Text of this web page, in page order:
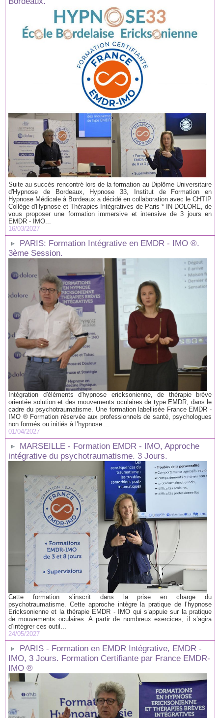
Suite au succès rencontré lors de la formation au Diplôme Universitaire
d'Hypnose de Bordeaux, Hypnose 33, Institut de Formation en
Hypnose Médicale à Bordeaux a décidé en collaboration avec le CHTIP
Collège d'Hypnose et Thérapies Intégratives de Paris * IN-DOLORE, de
vous proposer une formation immersive et intensive de 3 jours en
EMDR - IMO...
16/03/2027
PARIS: Formation Intégrative en EMDR - IMO ®.
3ème Session.
Intégration d'éléments d'hypnose ericksonienne, de thérapie brève
orientée solution et des mouvements oculaires de type EMDR, dans le
cadre du psychotraumatisme. Une formation labellisée France EMDR -
IMO ® Formation réservée aux professionnels de santé, psychologues
non formés ou initiés à l’hypnose....
01/04/2027
MARSEILLE - Formation EMDR - IMO, Approche
intégrative du psychotraumatisme. 3 Jours.
Cette formation s’inscrit dans la prise en charge du
psychotraumatisme. Cette approche intègre la pratique de l’hypnose
Ericksonienne et la thérapie EMDR - IMO qui s’appuie sur la pratique
de mouvements oculaires. A partir de nombreux exercices, il s’agira
d’intégrer ces outil...
24/05/2027
PARIS - Formation en EMDR Intégrative, EMDR -
IMO, 3 Jours. Formation Certifiante par France EMDR-
IMO ®